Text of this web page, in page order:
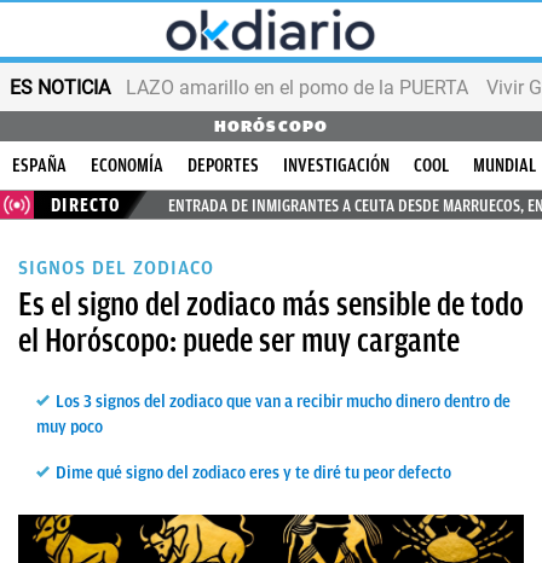
ES NOTICIA LAZO amarillo en el pomo de la PUERTA Vivir
HORÓSCOPO
ESPAÑA ECONOMÍA DEPORTES INVESTIGACIÓN COOL
MUNDIAL
DIRECTO
ENTRADA DE INMIGRANTES A CEUTA DESDE MARRUECOS,
SIGNOS DEL ZODIACO
Es el signo del zodiaco más sensible de todo
el Horóscopo: puede ser muy cargante
Los 3 signos del zodiaco que van a recibir mucho dinero dentro de
muy poco
Dime qué signo del zodiaco eres y te diré tu peor defecto